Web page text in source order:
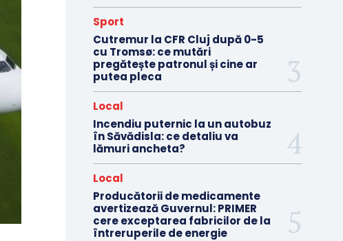
Sport
Cutremur la CFR Cluj după 0-5
cu Tromsø: ce mutări
pregătește patronul și cine ar
putea pleca
Local
Incendiu puternic la un autobuz
în Săvădisla: ce detaliu va
lămuri ancheta?
Local
Producătorii de medicamente
avertizează Guvernul: PRIMER
cere exceptarea fabricilor de la
întreruperile de energie